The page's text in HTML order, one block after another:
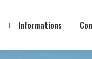
Informations